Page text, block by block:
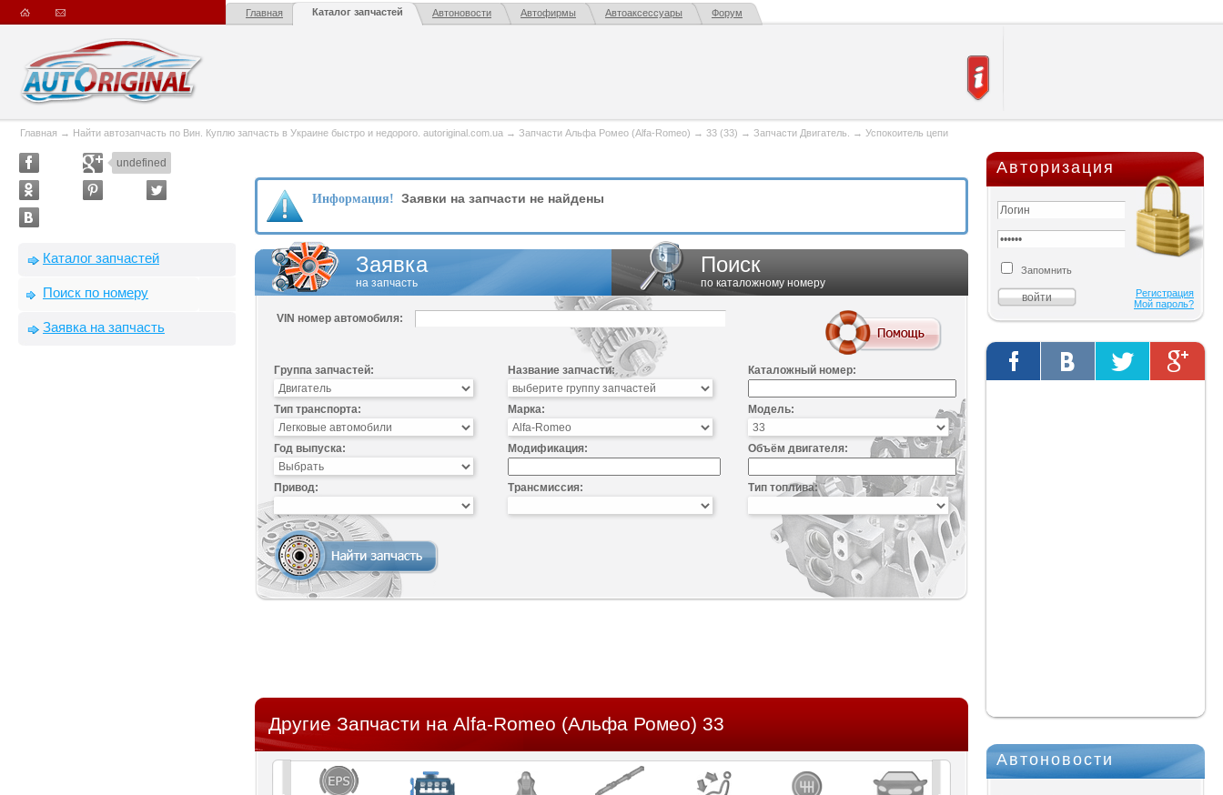
Главная Каталог запчастей Автоновости Автофирмы Автоаксессуары Форум
Главная → Найти автозапчасть по Вин. Куплю запчасть в Украине быстро и недорого. autoriginal.com.ua → Запчасти Альфа Ромео (Alfa-Romeo) → 33 (33) → Запчасти Двигатель. → Успокоитель цепи
undefined
Каталог запчастей
Поиск по номеру
Заявка на запчасть
Информация! Заявки на запчасти не найдены
Заявка
на запчасть
Поиск
по каталожному номеру
VIN номер автомобиля:
Группа запчастей: Название запчасти: Каталожный номер:
Тип транспорта: Марка: Модель:
Год выпуска: Модификация: Объём двигателя:
Привод: Трансмиссия: Тип топлива:
Другие Запчасти на Alfa-Romeo (Альфа Ромео) 33
Авторизация
Запомнить
Регистрация
Мой пароль?
Автоновости